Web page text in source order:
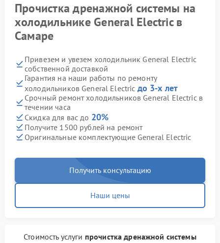
Прочистка дренажной системы на
холодильнике General Electric в
Самаре
Привезем и увезем холодильник General Electric
собственной доставкой
Гарантия на наши работы по ремонту
холодильников General Electric до 3-х лет
Срочный ремонт холодильников General Electric в
течении часа
Скидка для вас до 20%
Получите 1500 рублей на ремонт
Оригинальные комплектующие General Electric
Получить консультацию
Наши цены
Стоимость услуги прочистка дренажной системы